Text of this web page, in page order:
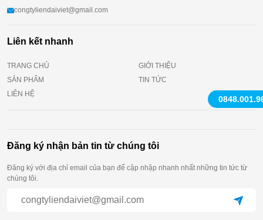
congtyliendaiviet@gmail.com
Liên kết nhanh
TRANG CHỦ
GIỚI THIỆU
SẢN PHẨM
TIN TỨC
LIÊN HỆ
Đăng ký nhận bản tin từ chúng tôi
Đăng ký với địa chỉ email của bạn để cập nhập nhanh nhất những tin tức từ
chúng tôi.